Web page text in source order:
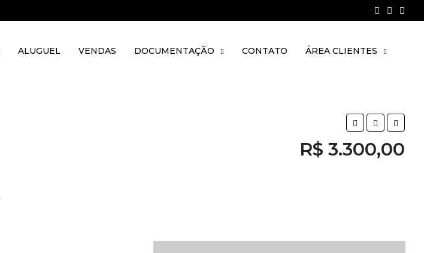
ALUGUEL VENDAS DOCUMENTAÇÃO CONTATO ÁREA CLIENTES
R$ 3.300,00